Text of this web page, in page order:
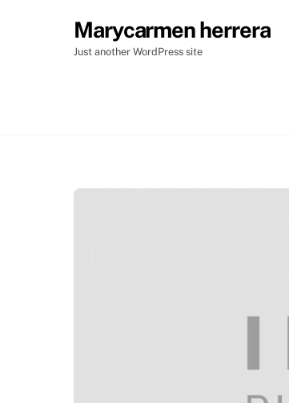
Marycarmen herrera
Just another WordPress site